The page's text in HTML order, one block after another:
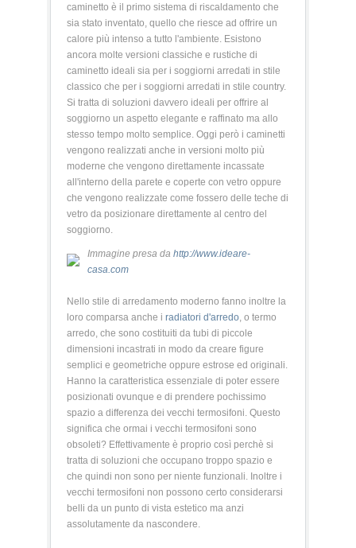
caminetto è il primo sistema di riscaldamento che
sia stato inventato, quello che riesce ad offrire un
calore più intenso a tutto l'ambiente. Esistono
ancora molte versioni classiche e rustiche di
caminetto ideali sia per i soggiorni arredati in stile
classico che per i soggiorni arredati in stile country.
Si tratta di soluzioni davvero ideali per offrire al
soggiorno un aspetto elegante e raffinato ma allo
stesso tempo molto semplice. Oggi però i caminetti
vengono realizzati anche in versioni molto più
moderne che vengono direttamente incassate
all'interno della parete e coperte con vetro oppure
che vengono realizzate come fossero delle teche di
vetro da posizionare direttamente al centro del
soggiorno.
Immagine presa da http://www.ideare-
casa.com
Nello stile di arredamento moderno fanno inoltre la
loro comparsa anche i radiatori d'arredo, o termo
arredo, che sono costituiti da tubi di piccole
dimensioni incastrati in modo da creare figure
semplici e geometriche oppure estrose ed originali.
Hanno la caratteristica essenziale di poter essere
posizionati ovunque e di prendere pochissimo
spazio a differenza dei vecchi termosifoni. Questo
significa che ormai i vecchi termosifoni sono
obsoleti? Effettivamente è proprio così perchè si
tratta di soluzioni che occupano troppo spazio e
che quindi non sono per niente funzionali. Inoltre i
vecchi termosifoni non possono certo considerarsi
belli da un punto di vista estetico ma anzi
assolutamente da nascondere.